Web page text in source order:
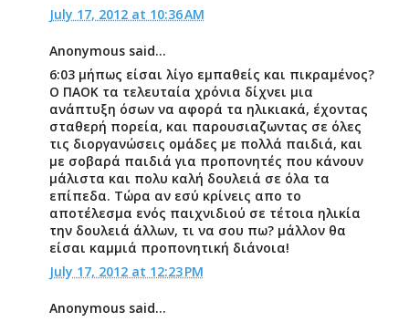
July 17, 2012 at 10:36 AM
Anonymous said...
6:03 μήπως είσαι λίγο εμπαθείς και πικραμένος?
Ο ΠΑΟΚ τα τελευταία χρόνια δίχνει μια
ανάπτυξη όσων να αφορά τα ηλικιακά, έχοντας
σταθερή πορεία, και παρουσιαζωντας σε όλες
τις διοργανώσεις ομάδες με πολλά παιδιά, και
με σοβαρά παιδιά για προπονητές που κάνουν
μάλιστα και πολυ καλή δουλειά σε όλα τα
επίπεδα. Τώρα αν εσύ κρίνεις απο το
αποτέλεσμα ενός παιχνιδιού σε τέτοια ηλικία
την δουλειά άλλων, τι να σου πω? μάλλον θα
είσαι καμμιά προπονητική διάνοια!
July 17, 2012 at 12:23 PM
Anonymous said...